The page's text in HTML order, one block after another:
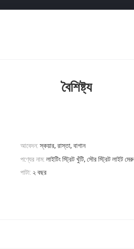
বৈশিষ্ট্য
আবেদন: স্কয়ার, রাস্তা, বাগান
পণ্যের নাম: লাইটিং স্ট্রিট খুঁটি, সৌর স্ট্রিট লাইট মেরু
পাটা: ২ বছর